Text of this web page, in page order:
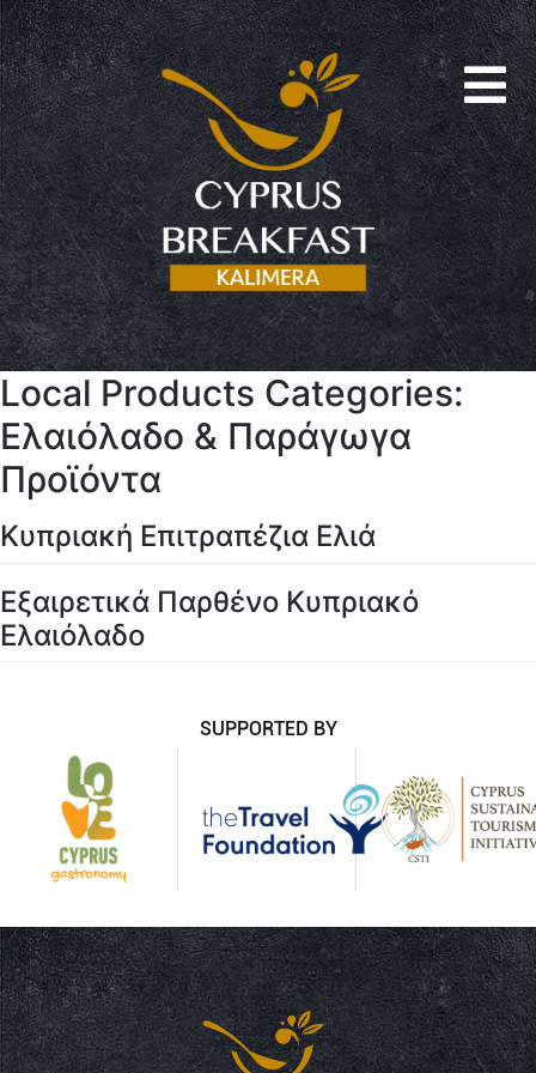
Local Products Categories:
Ελαιόλαδο & Παράγωγα
Προϊόντα
Κυπριακή Επιτραπέζια Ελιά
Εξαιρετικά Παρθένο Κυπριακό
Ελαιόλαδο
SUPPORTED BY